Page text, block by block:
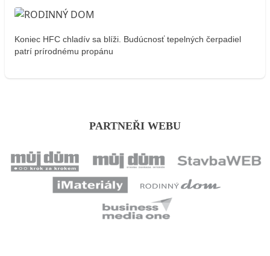
Koniec HFC chladív sa blíži. Budúcnosť tepelných čerpadiel
patrí prírodnému propánu
PARTNEŘI WEBU